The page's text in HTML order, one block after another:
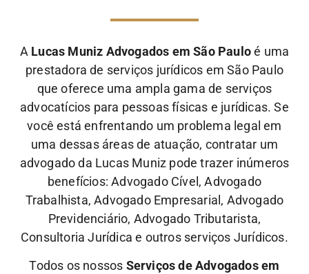
A Lucas Muniz Advogados em São Pauloé uma
prestadora de serviços jurídicos em São Paulo
que oferece uma ampla gama de serviços
advocatícios para pessoas físicas e jurídicas. Se
você está enfrentando um problema legal em
uma dessas áreas de atuação, contratar um
advogado da Lucas Muniz pode trazer inúmeros
benefícios: Advogado Cível, Advogado
Trabalhista, Advogado Empresarial, Advogado
Previdenciário, Advogado Tributarista,
Consultoria Jurídica e outros serviços Jurídicos.
Todos os nossos Serviços de Advogados em